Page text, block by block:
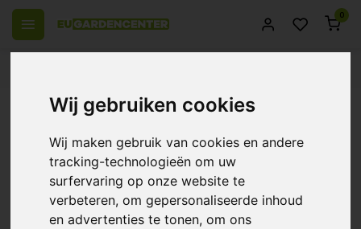
Wij gebruiken cookies
Wij maken gebruik van cookies en andere
tracking-technologieën om uw
surfervaring op onze website te
verbeteren, om gepersonaliseerde inhoud
en advertenties te tonen, om ons
0
Back
Bio Nova P 20% ~ Phosphorus
0/10 (0 Reviews)